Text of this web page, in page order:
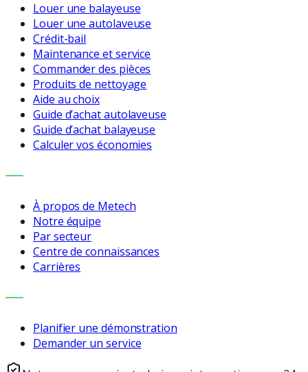
Louer une balayeuse
Louer une autolaveuse
Crédit-bail
Maintenance et service
Commander des pièces
Produits de nettoyage
Aide au choix
Guide d’achat autolaveuse
Guide d’achat balayeuse
Calculer vos économies
ENTREPRISE
À propos de Metech
Notre équipe
Par secteur
Centre de connaissances
Carrières
CONTACT
Planifier une démonstration
Demander un service